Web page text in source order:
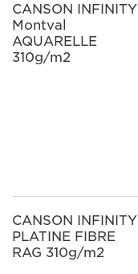
CANSON INFINITY
Montval
AQUARELLE
310g/m2
CANSON INFINITY
PLATINE FIBRE
RAG 310g/m2